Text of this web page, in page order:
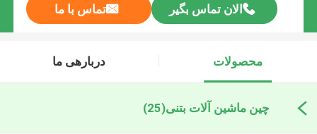
الان تماس بگیر تماس با ما
محصولات دربارهی ما
چین ماشین آلات بتنی(25)